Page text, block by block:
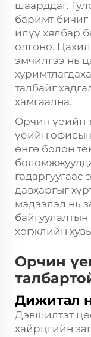
шаарддаг.
баримт бичиг
илүү хялбар
олгоно.
эмчилгээ нь
талбайг
хамгаална.
Орчин үеийн
үеийн офисын
өнгө болон
гадаргуугаас
давхаргыг
мэдээлэл нь
хөгжлийн
Орчин
Дижитал
Дэвшилтэт
хайрцгийн